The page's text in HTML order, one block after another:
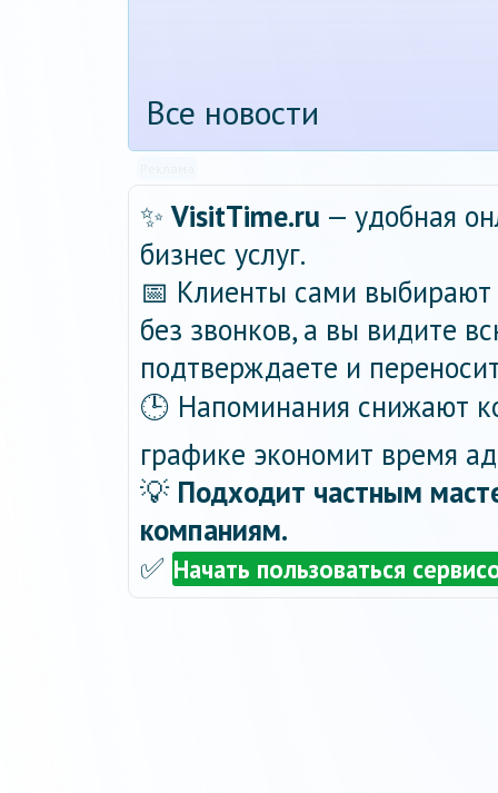
Все новости
✨ VisitTime.ru — удобная
бизнес услуг.
📅 Клиенты сами
без звонков, а вы видите
подтверждаете и
🕒 Напоминания снижают
графике экономит время
💡 Подходит частным
компаниям.
✅ Начать пользоваться